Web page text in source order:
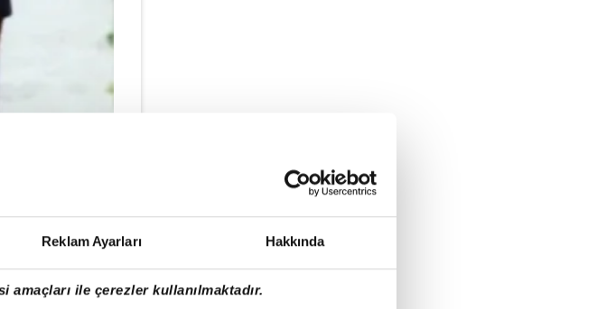
Reklam Ayarları Hakkında
ile çerezler kullanılmaktadır.